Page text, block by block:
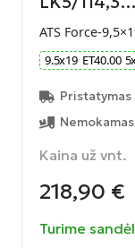
ATS Force-
9.5x19 ET40.00 5
Kaina už vnt.
218,90 €
Turime